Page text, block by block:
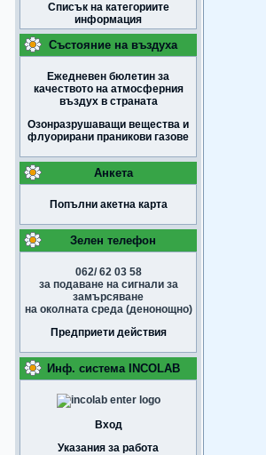
Списък на категориите
информация
Състояние на въздуха
Ежедневен бюлетин за
качеството на атмосферния
въздух в страната
Озонразрушаващи вещества и
флуорирани праникови газове
Анкета
Попълни акетна карта
Зелен телефон
062/ 62 03 58
за подаване на сигнали за
замърсяване
на околната среда (денонощно)
Предприети действия
Инф. система INCOLAB
Вход
Указания за работа